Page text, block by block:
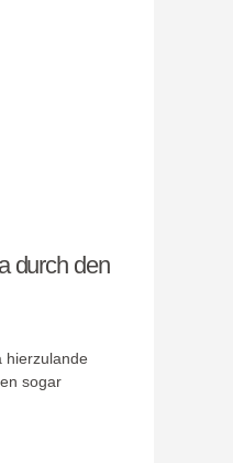
durch den
hierzulande
sogar